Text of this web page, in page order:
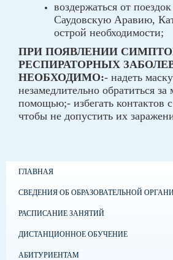
воздержаться от
Саудовскую Аравию,
острой необходимости;
ПРИ ПОЯВЛЕНИИ
РЕСПИРАТОРНЫХ
НЕОБХОДИМО:- надеть
незамедлительно обратиться
помощью;- избегать
чтобы не допустить их
ГЛАВНАЯ
СВЕДЕНИЯ ОБ ОБРАЗОВАТЕЛЬНОЙ
РАСПИСАНИЕ ЗАНЯТИЙ
ДИСТАНЦИОННОЕ ОБУЧЕНИЕ
АБИТУРИЕНТАМ